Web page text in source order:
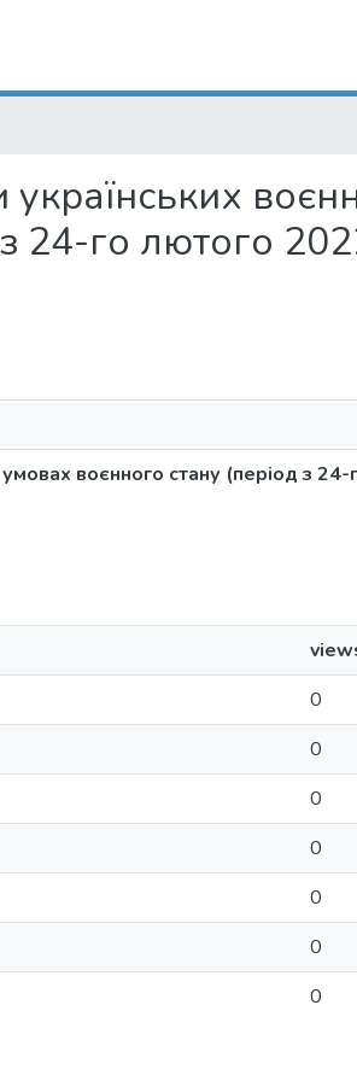
24-го лютого
воєнного стану (період з
0
0
0
0
0
0
0